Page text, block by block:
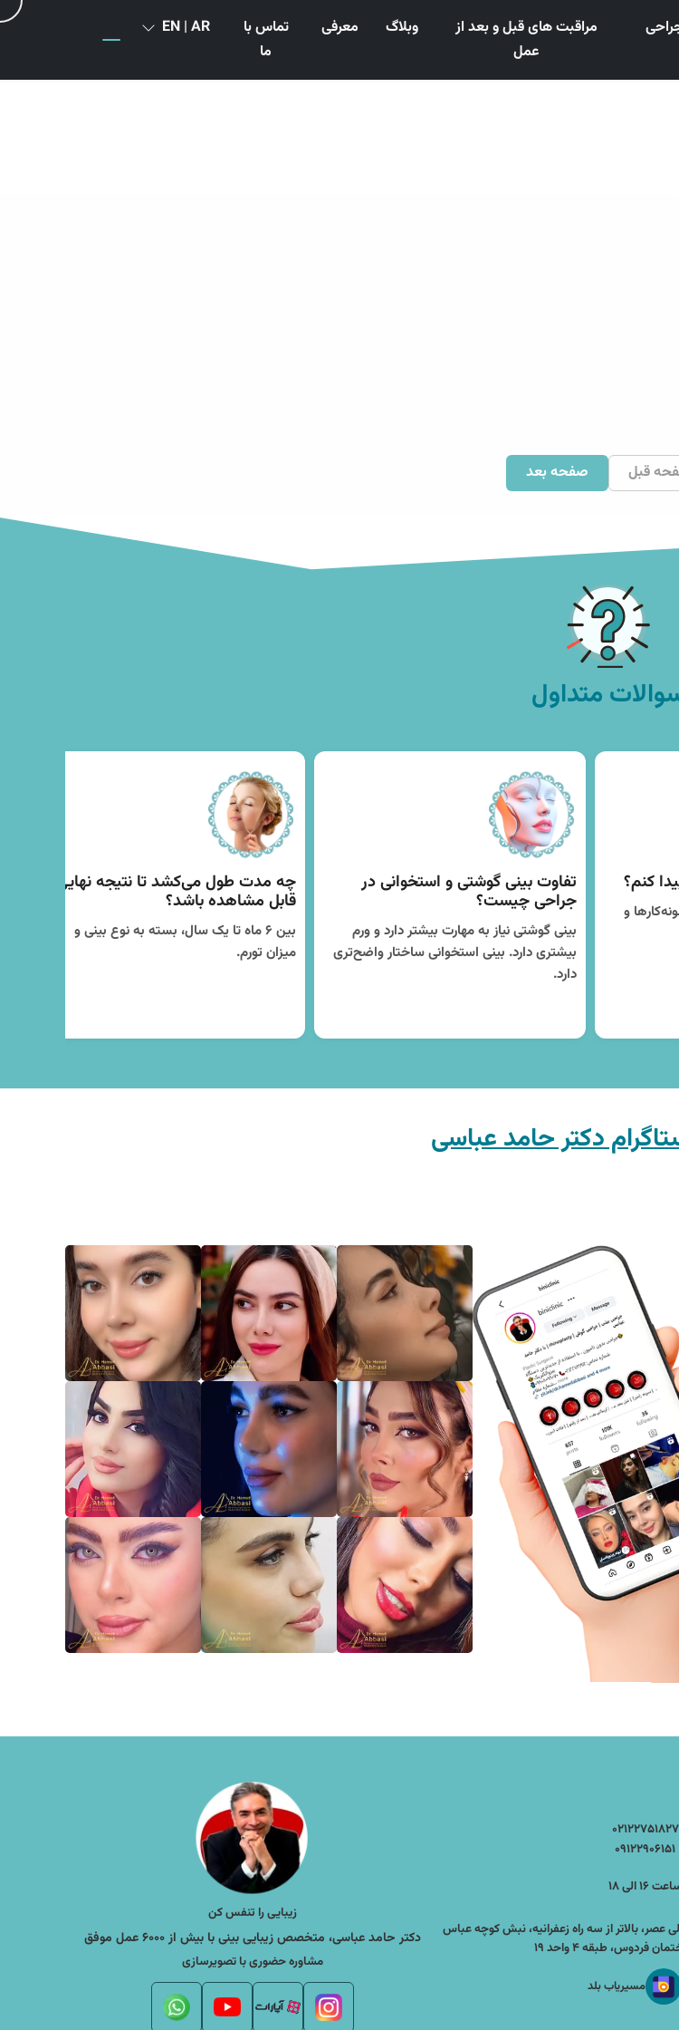
مراقبت های قبل و بعد از
عمل
وبلاگ معرفی
تماس با
ما
EN | AR
قبل صفحه بعد
متداول
کنم؟
و
تفاوت بینی گوشتی و استخوانی در
جراحی چیست؟
بینی گوشتی نیاز به مهارت بیشتر دارد و ورم
بیشتری دارد. بینی استخوانی ساختار واضح‌تری
دارد.
چه مدت طول می‌کشد تا نتیجه نهایی
قابل مشاهده باشد؟
بین ۶ ماه تا یک سال، بسته به نوع بینی و
میزان تورم.
دکتر حامد عباسی
۰۲۱۲۲۷۵۱۸۲۷
۰۹۱۲۲۹۰۶۱۵۱
الی ۱۸
عصر، بالاتر از سه راه زعفرانیه، نبش کوچه عباس
فردوس، طبقه ۴ واحد ۱۹
مسیر‌یاب بلد
زیبایی را تنفس کن
دکتر حامد عباسی، متخصص زیبایی بینی با بیش از ۶۰۰۰ عمل موفق
مشاوره حضوری با تصویرسازی